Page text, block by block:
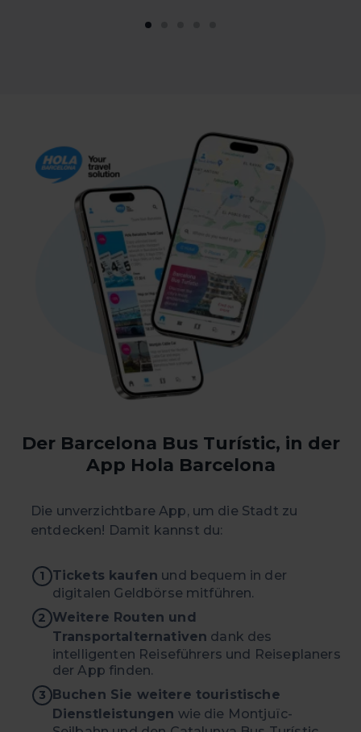
nur noch die Cookie-Typen installiert, die Sie ausgewählt
Funktionieren der Website. Wenn Sie sie nicht
akzeptieren, können Sie die Website nicht nutzen. Sie
können dann nur dieCookies-Richtlinie
einsehen.
Sie können Ihre Auswahl der Cookies jederzeit
anpassen, indem Sie auf die Option „Cookies verwalten“
im unteren Menü auf der Website klicken.
Der Barcelona Bus Turístic, in der
App Hola Barcelona
Die unverzichtbare App, um die Stadt zu
entdecken! Damit kannst du:
1 Tickets kaufen und bequem in der
digitalen Geldbörse mitführen.
2 Weitere Routen und
Transportalternativen dank des
intelligenten Reiseführers und Reiseplaners
der App finden.
3 Buchen Sie weitere touristische
Dienstleistungen wie die Montjuïc-